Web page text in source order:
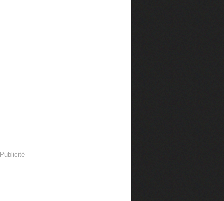
Publicité